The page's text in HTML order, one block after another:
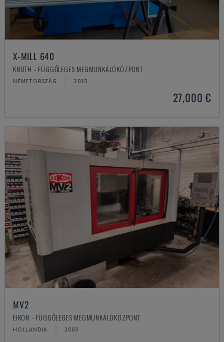
X-MILL 640
KNUTH - FÜGGŐLEGES MEGMUNKÁLÓKÖZPONT
NÉMETORSZÁG 2015
27,000 €
MV2
EIKON - FÜGGŐLEGES MEGMUNKÁLÓKÖZPONT
HOLLANDIA 2003